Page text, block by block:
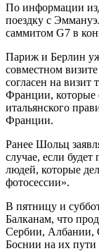
По информации
поездку с
саммитом G7 в
Париж и Берлин
совместном
согласен на визит
Франции, которые
итальянского
Франции.
Ранее Шольц
случае, если
людей, которые
фотосессии».
В пятницу и
Балканам, что
Сербии, Албании,
Боснии на их